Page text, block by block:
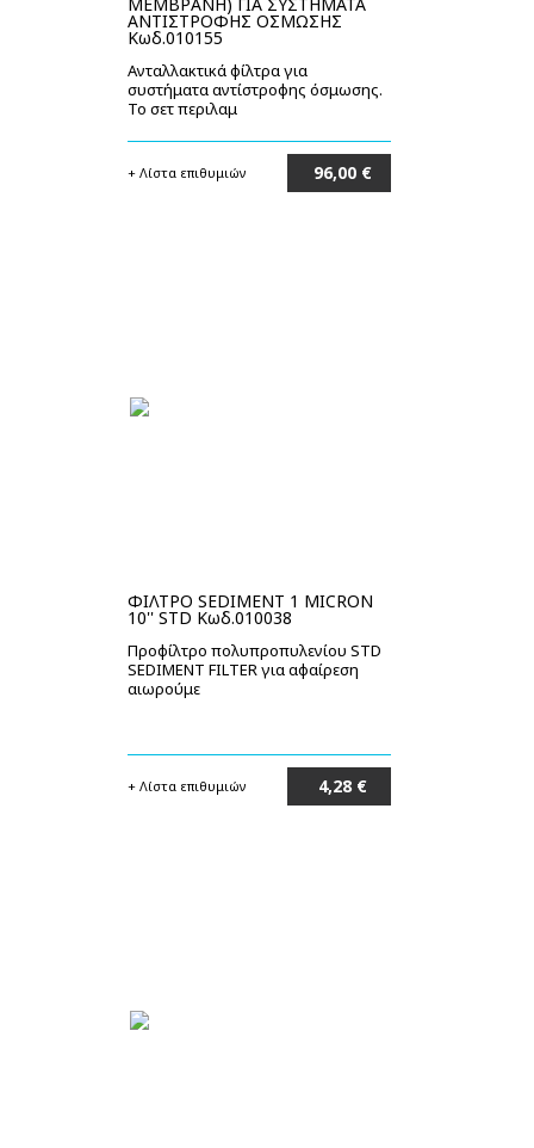
ΑΝΤΙΣΤΡΟΦΗΣ ΟΣΜΩΣΗΣ
Κωδ.010155
Ανταλλακτικά φίλτρα για
συστήματα αντίστροφης όσμωσης.
Το σετ περιλαμ
+ Λίστα επιθυμιών 96,00 €
ΦΙΛΤΡΟ SEDIMENT 1 MICRON
10'' STD Κωδ.010038
Προφίλτρο πολυπροπυλενίου STD
SEDIMENT FILTER για αφαίρεση
αιωρούμε
+ Λίστα επιθυμιών 4,28 €